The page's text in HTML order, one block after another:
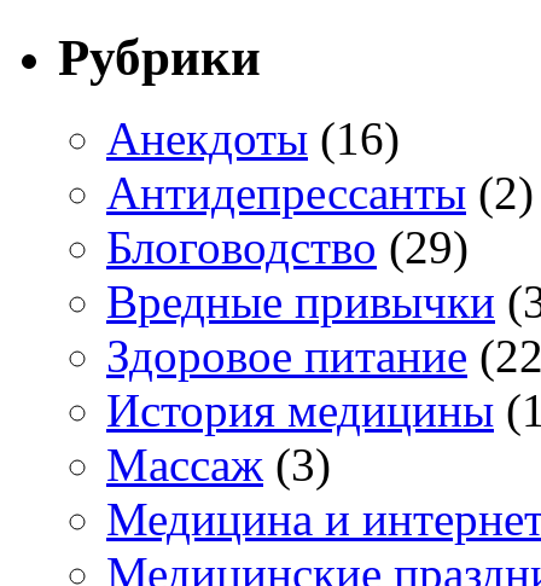
Рубрики
Анекдоты (16)
Антидепрессанты (2)
Блоговодство (29)
Вредные привычки
Здоровое питание
История медицины
Массаж (3)
Медицина и
Медицинские